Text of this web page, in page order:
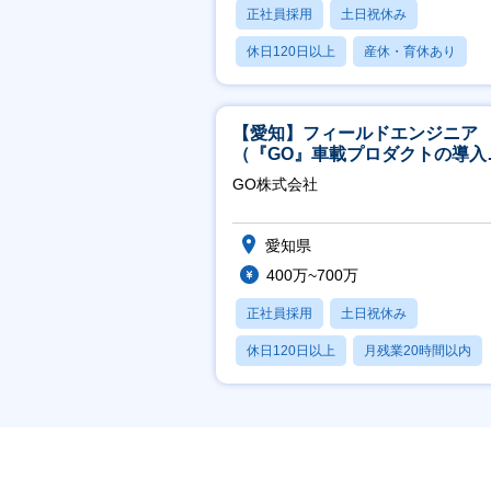
正社員採用 土日祝休み
休日120日以上 産休・育休あり
賞与あり
【愛知】フィールドエンジニア
（『GO』車載プロダクトの導入
ポート／年休120日／土日祝休
行直帰
GO株式会社
愛知県
400万~700万
正社員採用 土日祝休み
休日120日以上 月残業20時間以内
学歴不問